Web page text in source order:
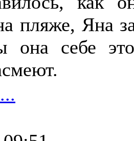
пляже, Яна
она себе